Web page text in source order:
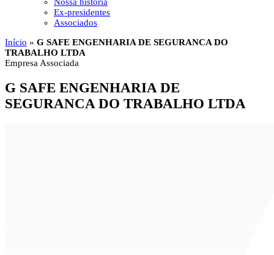
Ex-presidentes
Associados
Início » G SAFE ENGENHARIA DE SEGURANCA DO
TRABALHO LTDA
Empresa Associada
G SAFE ENGENHARIA DE
SEGURANCA DO TRABALHO LTDA